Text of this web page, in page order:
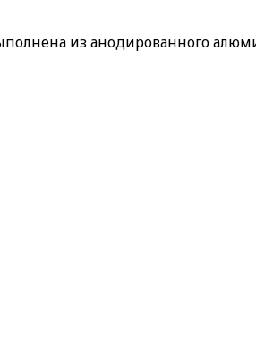
из анодированного